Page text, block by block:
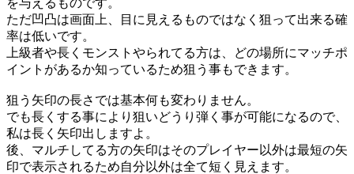
ただ凹凸は画面上、目に見えるものではなく狙って出来る確
率は低いです。
上級者や長くモンストやられてる方は、どの場所にマッチポ
イントがあるか知っているため狙う事もできます。
狙う矢印の長さでは基本何も変わりません。
でも長くする事により狙いどうり弾く事が可能になるので、
私は長く矢印出しますよ。
後、マルチしてる方の矢印はそのプレイヤー以外は最短の矢
印で表示されるため自分以外は全て短く見えます。